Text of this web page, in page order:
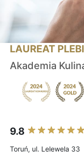
LAUREAT
Akademia
9.8
Toruń, ul. Lelewela 33